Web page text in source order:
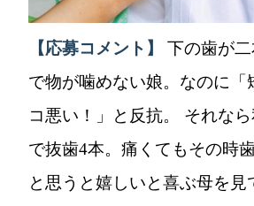
【応募コメント】
下の歯が
で物が噛めない娘。なのに「
コ悪い！」と反抗。 それな
で抜歯4本。痛くてもその時
と思うと嬉しいと喜ぶ母を見